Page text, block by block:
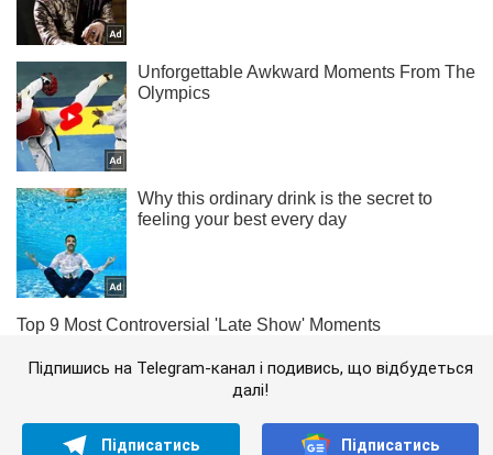
Підпишись на Telegram-канал і подивись, що відбудеться
далі!
Підписатись Підписатись